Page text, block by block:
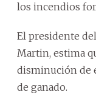
los incendios
El presidente
Martin, estima
disminución de
de ganado.